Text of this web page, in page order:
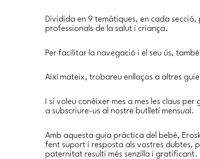
Dividida en 9 temàtiques, en cada
professionals de la salut i criança.
Per facilitar la navegació i el seu ús,
Així mateix, trobareu enllaços a altres
I si voleu conèixer mes a mes les claus
a subscriure-us al nostre butlletí mensual.
Amb aquesta guia pràctica del bebè,
fent suport i resposta als vostres dubtes,
paternitat resulti més senzilla i gratificant.